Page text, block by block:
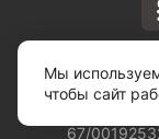
67/
Мы
чтобы сайт